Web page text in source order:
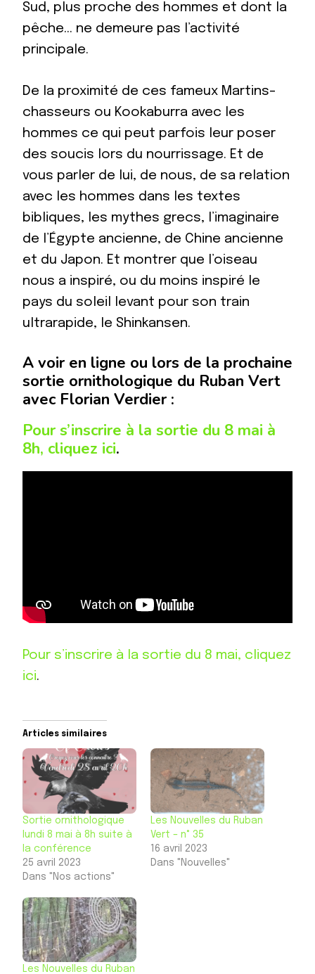
Sud, plus proche des hommes et dont la
pêche… ne demeure pas l’activité
principale.
De la proximité de ces fameux Martins-
chasseurs ou Kookaburra avec les
hommes ce qui peut parfois leur poser
des soucis lors du nourrissage. Et de
vous parler de lui, de nous, de sa relation
avec les hommes dans les textes
bibliques, les mythes grecs, l’imaginaire
de l’Égypte ancienne, de Chine ancienne
et du Japon. Et montrer que l’oiseau
nous a inspiré, ou du moins inspiré le
pays du soleil levant pour son train
ultrarapide, le Shinkansen.
A voir en ligne ou lors de la prochaine
sortie ornithologique du Ruban Vert
avec Florian Verdier :
Pour s’inscrire à la sortie du 8 mai à
8h, cliquez ici.
Pour s’inscrire à la sortie du 8 mai, cliquez
ici.
Articles similaires
Sortie ornithologique
lundi 8 mai à 8h suite à
la conférence
25 avril 2023
Dans "Nos actions"
Les Nouvelles du Ruban
Vert – n° 35
16 avril 2023
Dans "Nouvelles"
Les Nouvelles du Ruban